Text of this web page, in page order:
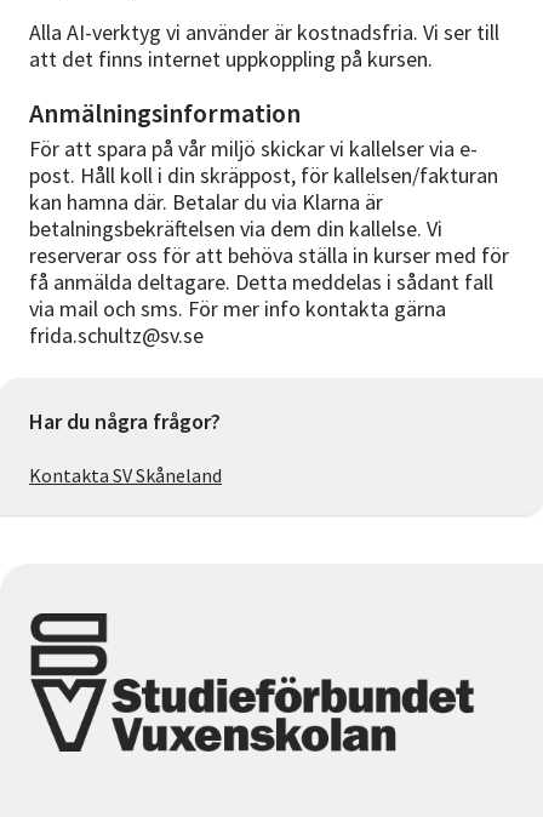
Alla AI-verktyg vi använder är kostnadsfria. Vi ser till
att det finns internet uppkoppling på kursen.
Anmälningsinformation
För att spara på vår miljö skickar vi kallelser via e-
post. Håll koll i din skräppost, för kallelsen/fakturan
kan hamna där. Betalar du via Klarna är
betalningsbekräftelsen via dem din kallelse. Vi
reserverar oss för att behöva ställa in kurser med för
få anmälda deltagare. Detta meddelas i sådant fall
via mail och sms. För mer info kontakta gärna
frida.schultz@sv.se
Har du några frågor?
Kontakta SV Skåneland